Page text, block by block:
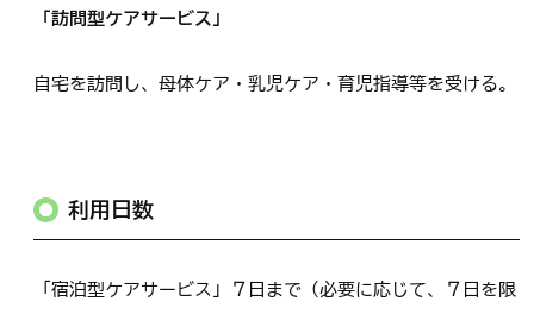
「訪問型ケアサービス」
自宅を訪問し、母体ケア・乳児ケア・育児指導等を受ける。
利用日数
「宿泊型ケアサービス」７日まで（必要に応じて、７日を限